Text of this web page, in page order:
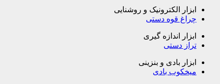
ابزار الکترونیک و روشنایی
چراغ قوه دستی
ابزار اندازه گیری
تراز دستی
ابزار بادی و بنزینی
میخکوب بادی